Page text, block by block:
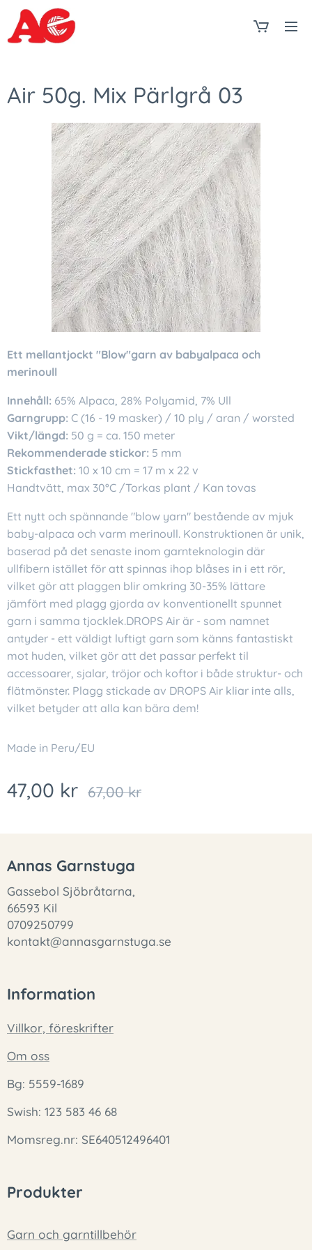
Air 50g. Mix Pärlgrå 03
Ett mellantjockt "Blow"garn av babyalpaca och
merinoull
Innehåll: 65% Alpaca, 28% Polyamid, 7% Ull
Garngrupp: C (16 - 19 masker) / 10 ply / aran / worsted
Vikt/längd: 50 g = ca. 150 meter
Rekommenderade stickor: 5 mm
Stickfasthet: 10 x 10 cm = 17 m x 22 v
Handtvätt, max 30°C /Torkas plant / Kan tovas
Ett nytt och spännande "blow yarn" bestående av mjuk
baby-alpaca och varm merinoull. Konstruktionen är unik,
baserad på det senaste inom garnteknologin där
ullfibern istället för att spinnas ihop blåses in i ett rör,
vilket gör att plaggen blir omkring 30-35% lättare
jämfört med plagg gjorda av konventionellt spunnet
garn i samma tjocklek.DROPS Air är - som namnet
antyder - ett väldigt luftigt garn som känns fantastiskt
mot huden, vilket gör att det passar perfekt til
accessoarer, sjalar, tröjor och koftor i både struktur- och
flätmönster. Plagg stickade av DROPS Air kliar inte alls,
vilket betyder att alla kan bära dem!
Made in Peru/EU
47,00 kr 67,00kr
Annas Garnstuga
Gassebol Sjöbråtarna,
66593 Kil
0709250799
kontakt@annasgarnstuga.se
Information
Villkor, föreskrifter
Om oss
Bg: 5559-1689
Swish: 123 583 46 68
Momsreg.nr: SE640512496401
Produkter
Garn och garntillbehör